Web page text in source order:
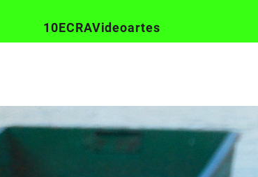
10ECRAVideoartes